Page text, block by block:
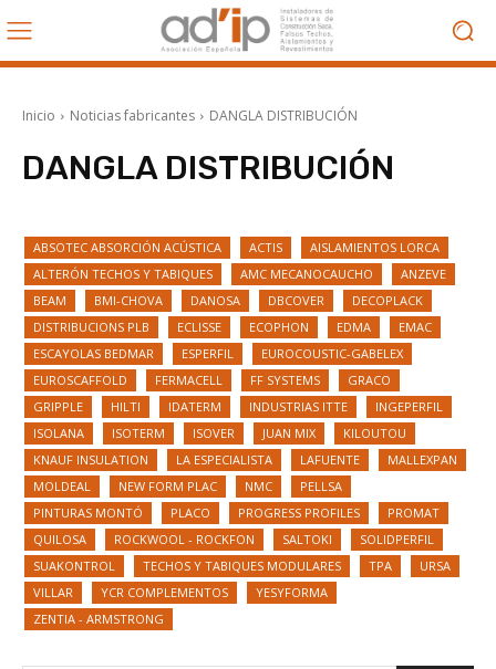
Inicio Noticias fabricantes DANGLA DISTRIBUCIÓN
DANGLA DISTRIBUCIÓN
ABSOTEC ABSORCIÓN ACÚSTICA ACTIS
AISLAMIENTOS LORCA
ALTERÓN TECHOS Y TABIQUES
AMC MECANOCAUCHO
ANZEVE
BEAM
BMI-CHOVA DANOSA DBCOVER
DECOPLACK
DISTRIBUCIONS PLB
ECLISSE ECOPHON EDMA
EMAC
ESCAYOLAS BEDMAR
ESPERFIL
EUROCOUSTIC-GABELEX
EUROSCAFFOLD
FERMACELL FF SYSTEMS
GRACO
GRIPPLE
HILTI IDATERM INDUSTRIAS ITTE
INGEPERFIL
ISOLANA
ISOTERM ISOVER JUAN MIX
KILOUTOU
KNAUF INSULATION
LA ESPECIALISTA LAFUENTE
MALLEXPAN
MOLDEAL
NEW FORM PLAC NMC
PELLSA
PINTURAS MONTÓ
PLACO PROGRESS PROFILES
PROMAT
QUILOSA
ROCKWOOL - ROCKFON SALTOKI
SOLIDPERFIL
SUAKONTROL
TECHOS Y TABIQUES MODULARES TPA
URSA
VILLAR
YCR COMPLEMENTOS
YESYFORMA
ZENTIA - ARMSTRONG